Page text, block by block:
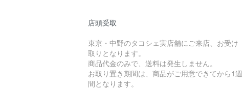
店頭受取
東京・中野のタコシェ実店舗にご来店、お受け
取りとなります。
商品代金のみで、送料は発生しません。
お取り置き期間は、商品がご用意できてから1週
間となります。